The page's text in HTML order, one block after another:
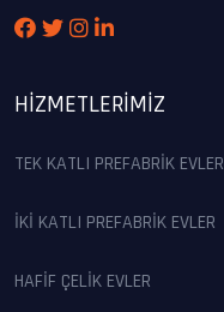
HIZMETLERIMIZ
TEK KATLI PREFABRİK EVLER
İKİ KATLI PREFABRİK EVLER
HAFİF ÇELİK EVLER